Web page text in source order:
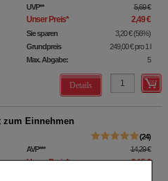
UVP** 5,69 €
Unser Preis* 2,49 €
Sie sparen 3,20 € (56%)
Grundpreis
249,00 €pro 1 l
Max. Abgabe:
5
Details
zum Einnehmen
24
AVP*** 14,29 €
Unser Preis* 8,15 €